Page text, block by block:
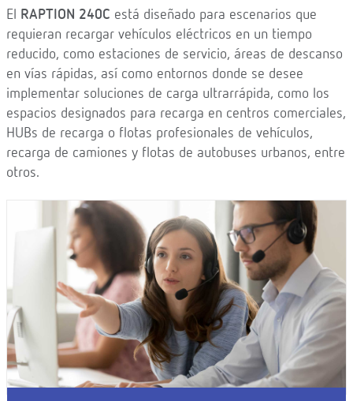
El RAPTION 240C está diseñado para escenarios que
requieran recargar vehículos eléctricos en un tiempo
reducido, como estaciones de servicio, áreas de descanso
en vías rápidas, así como entornos donde se desee
implementar soluciones de carga ultrarrápida, como los
espacios designados para recarga en centros comerciales,
HUBs de recarga o flotas profesionales de vehículos,
recarga de camiones y flotas de autobuses urbanos, entre
otros.